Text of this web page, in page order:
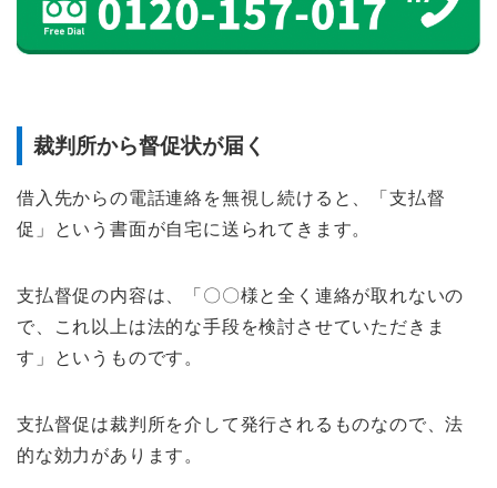
裁判所から督促状が届く
借入先からの電話連絡を無視し続けると、「支払督
促」という書面が自宅に送られてきます。
支払督促の内容は、「〇〇様と全く連絡が取れないの
で、これ以上は法的な手段を検討させていただきま
す」というものです。
支払督促は裁判所を介して発行されるものなので、法
的な効力があります。